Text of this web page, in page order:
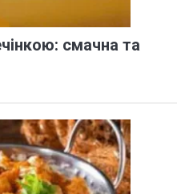
смачна та